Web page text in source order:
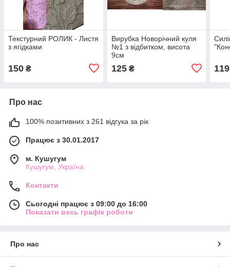
Текстурний РОЛИК - Листя
з ягідками
150 ₴
Вирубка Новорічний куля
№1 з відбитком, висота
9см
125₴ 119
Про нас
100% позитивних з 261 відгука за рік
Працює з 30.01.2017
м. Кушугум
Кушугум, Україна
Контакти
Сьогодні працює з 09:00 до 16:00
Показати весь графік роботи
Про нас